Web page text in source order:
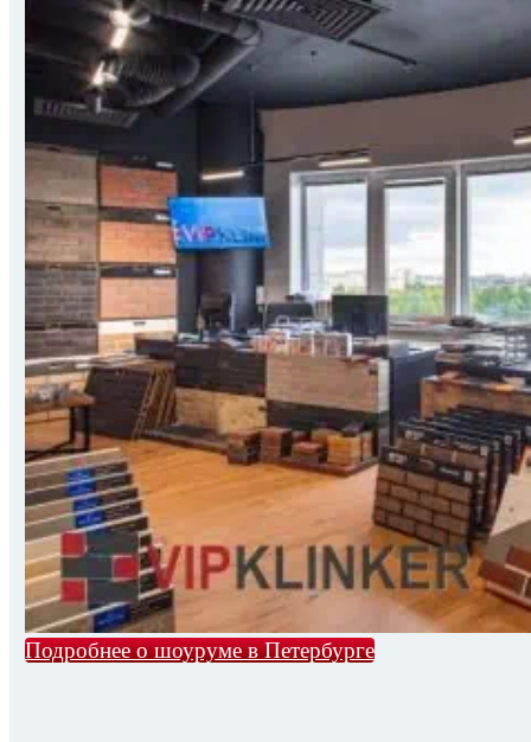
Подробнее о шоуруме в Петербурге